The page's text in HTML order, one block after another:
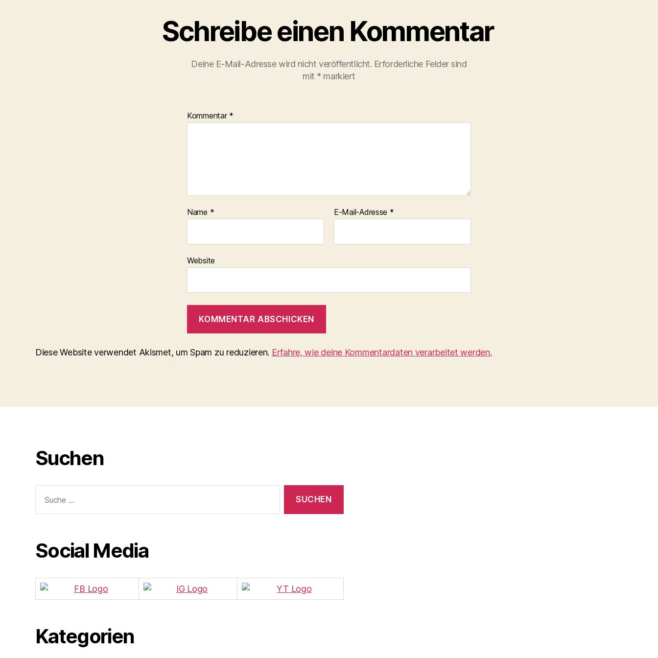
Schreibe einen Kommentar
Deine E-Mail-Adresse wird nicht veröffentlicht. Erforderliche Felder sind
mit * markiert
Kommentar *
Name * E-Mail-Adresse *
Website
Diese Website verwendet Akismet, um Spam zu reduzieren. Erfahre, wie deine Kommentardaten verarbeitet werden.
Suchen
nach:
Social Media
Kategorien